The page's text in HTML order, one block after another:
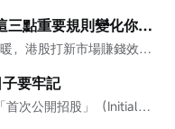
港股抽新股賺錢效應回來了！這三點重要規則變化你都知道嗎？
進入2025年以來，港股市場明顯回暖，港股打新市場賺錢效應也越發明顯，讓很多打新老手打開了塵封已久的新股牛市記憶，更讓很多投資新手摩拳擦掌，想要加入打新大軍。 我知道你可能很急，但是先別急。港股打新有三點重要規則變化，連部分打新老手都不一定全知道，但是你非常有必要弄清楚，否則踩坑虧錢可能就是分分鐘的事。 哪三點變化呢？...
要牢記
抽新股有什麼好處？ IPO，全稱爲「首次公開招股」（Initial Public Offering），是指一家公司首次向公衆投資者發售股票、由一間私人公司變成上市公司的過程。一般來說，IPO是公司籌集資金、擴展業務或提升品牌知名度的其中一種融資方法。 潛在的高回報 IPO市場回暖，再度引起市場廣泛關注。爲了順利上市，大...